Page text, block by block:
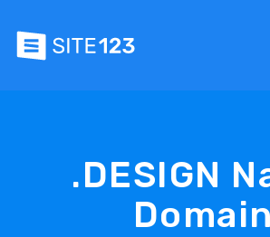
.DESIGN
Domain